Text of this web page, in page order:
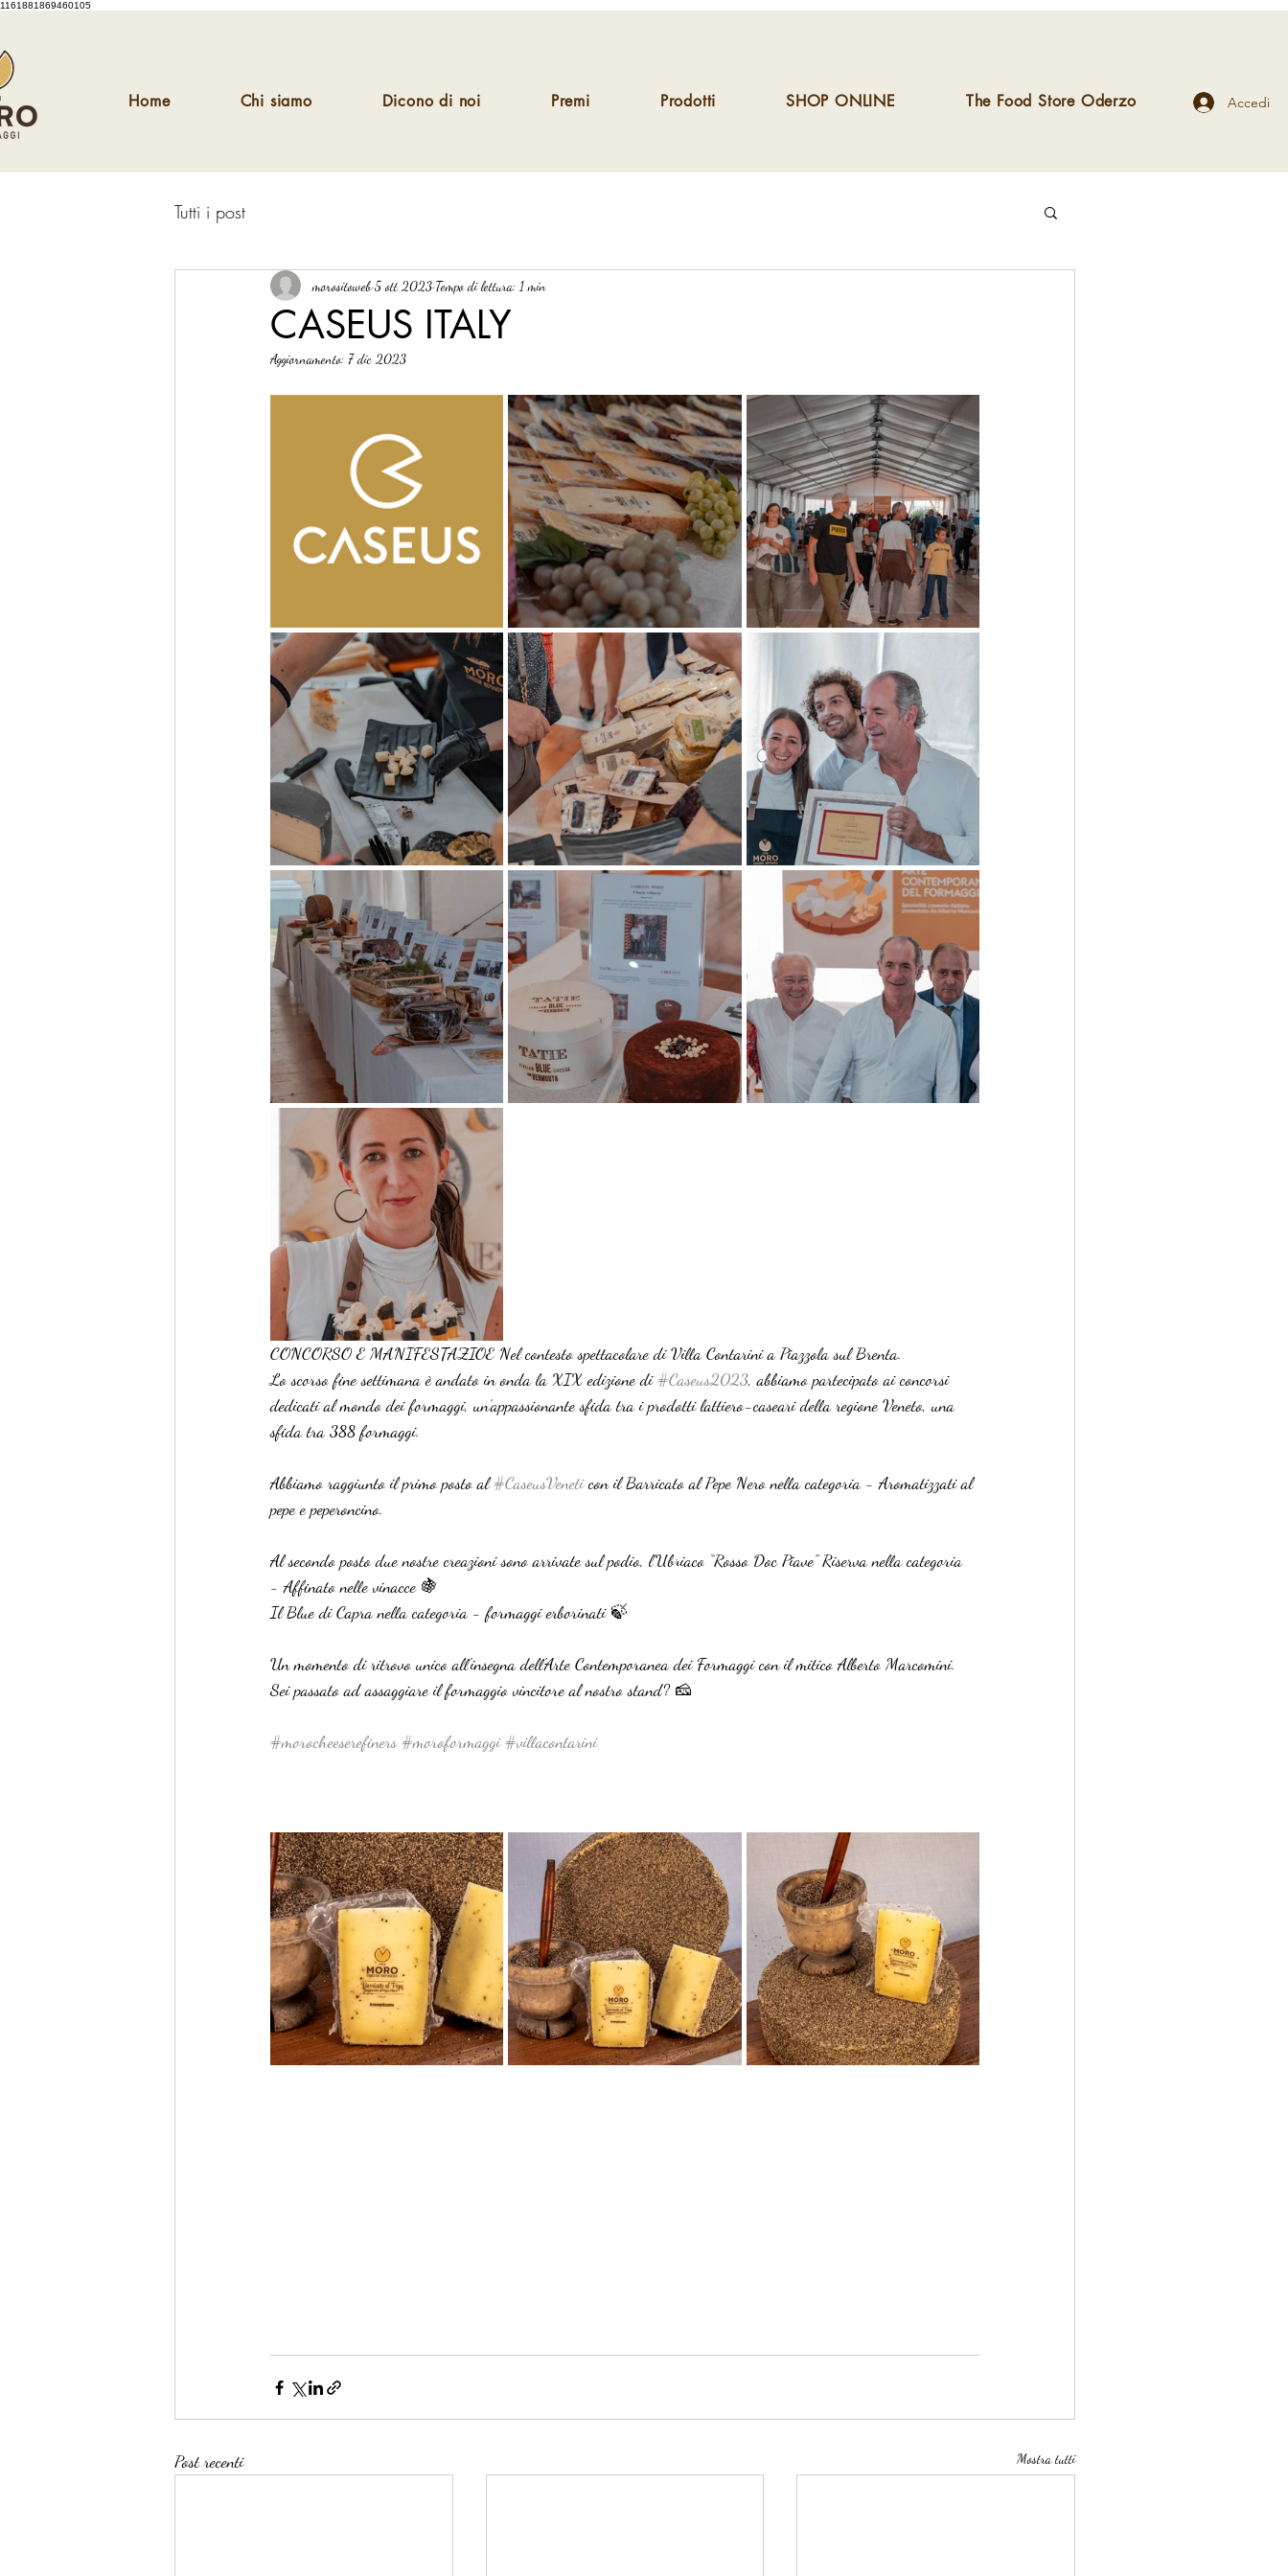
1161881869460105
Home Chi siamo Dicono di noi Premi Prodotti SHOP ONLINE The Food Store Oderzo Accedi
Tutti i post
CASEUS ITALY
morositoweb5 ott 2023 Tempo di lettura: 1 min
Aggiornamento: 7 dic 2023
CONCORSO E MANIFESTAZIOE Nel contesto spettacolare di Villa Contarini a Piazzola sul Brenta.
Lo scorso fine settimana è andato in onda la XIX edizione di #Caseus2023, abbiamo partecipato ai concorsi
dedicati al mondo dei formaggi, un’appassionante sfida tra i prodotti lattiero-caseari della regione Veneto, una
sfida tra 388 formaggi.
Abbiamo raggiunto il primo posto al #CaseusVeneti con il Barricato al Pepe Nero nella categoria - Aromatizzati al
pepe e peperoncino.
Al secondo posto due nostre creazioni sono arrivate sul podio, l’Ubriaco “Rosso Doc Piave” Riserva nella categoria
- Affinato nelle vinacce 🍇
Il Blue di Capra nella categoria - formaggi erborinati 🍃
Un momento di ritrovo unico all'insegna dell'Arte Contemporanea dei Formaggi con il mitico Alberto Marcomini.
Sei passato ad assaggiare il formaggio vincitore al nostro stand? 🧀
#morocheeserefiners #moroformaggi #villacontarini
Post recenti Mostra tutti